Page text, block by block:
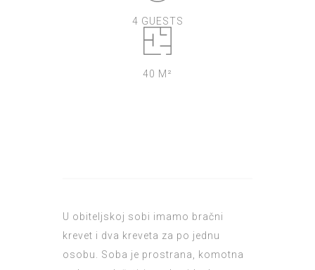
4 GUESTS
40 M²
U obiteljskoj sobi imamo bračni
krevet i dva kreveta za po jednu
osobu. Soba je prostrana, komotna